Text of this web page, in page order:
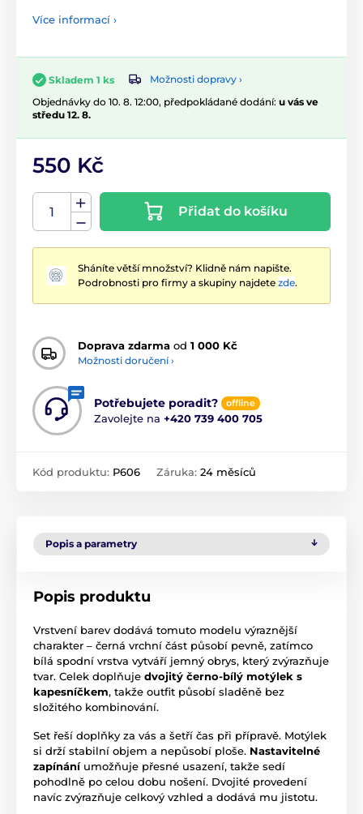
Více informací ›
Skladem 1 ks
Možnosti dopravy ›
Objednávky do 10. 8. 12:00, předpokládané dodání: u vás ve
středu 12. 8.
550 Kč
Přidat do košíku
Sháníte větší množství? Klidně nám napište.
Podrobnosti pro firmy a skupiny najdete zde.
Doprava zdarma od 1 000 Kč
Možnosti doručení ›
Potřebujete poradit? offline
Zavolejte na +420 739 400 705
Kód produktu: P606 Záruka: 24 měsíců
Popis a parametry
Popis produktu
Vrstvení barev dodává tomuto modelu výraznější
charakter – černá vrchní část působí pevně, zatímco
bílá spodní vrstva vytváří jemný obrys, který zvýrazňuje
tvar. Celek doplňuje dvojitý černo-bílý motýlek s
kapesníčkem, takže outfit působí sladěně bez
složitého kombinování.
Set řeší doplňky za vás a šetří čas při přípravě. Motýlek
si drží stabilní objem a nepůsobí ploše. Nastavitelné
zapínáníumožňuje přesné usazení, takže sedí
pohodlně po celou dobu nošení. Dvojité provedení
navíc zvýrazňuje celkový vzhled a dodává mu jistotu.